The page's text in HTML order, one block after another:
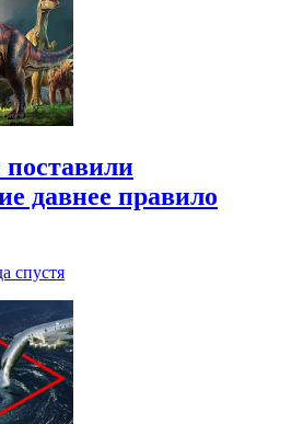
давнее правило
спустя